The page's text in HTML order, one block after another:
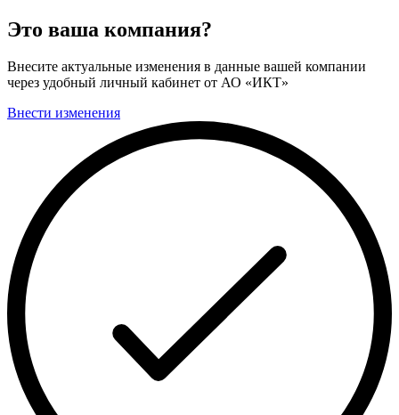
Это ваша компания?
Внесите актуальные изменения в данные вашей компании
через удобный личный кабинет от АО «ИКТ»
Внести изменения